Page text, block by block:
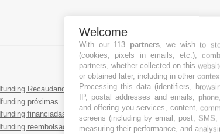
Recaudando
próximas
financiadas
reembolsadas
Plataformas de
Las mejores Plataformas
Las mejores Plataformas
Las mejores Plataformas
Las mejores Plataformas
Welcome
With our 113 partners, we wish to
(cookies, pixels in emails, etc.),
partners, whether collected on this
or obtained later, including in other
Processing this data (identifiers,
IP, postal addresses and emails,
and offering you services, content,
screens (including by email, post,
measuring their performance, and